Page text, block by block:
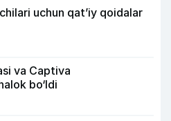
uchun qat’iy qoidalar
va Captiva
bo‘ldi